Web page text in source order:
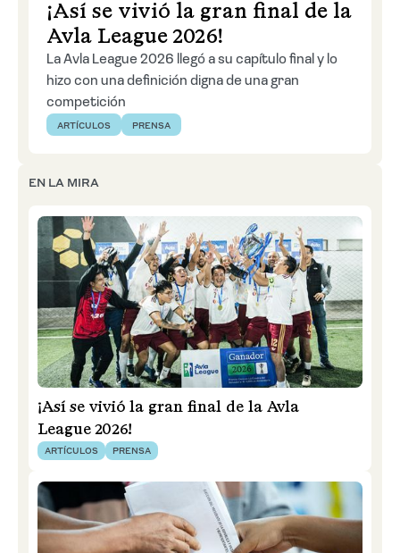
¡Así se vivió la gran final de la
Avla League 2026!
La Avla League 2026 llegó a su capítulo final y lo
hizo con una definición digna de una gran
competición
ARTÍCULOS PRENSA
EN LA MIRA
¡Así se vivió la gran final de la Avla
League 2026!
ARTÍCULOS PRENSA